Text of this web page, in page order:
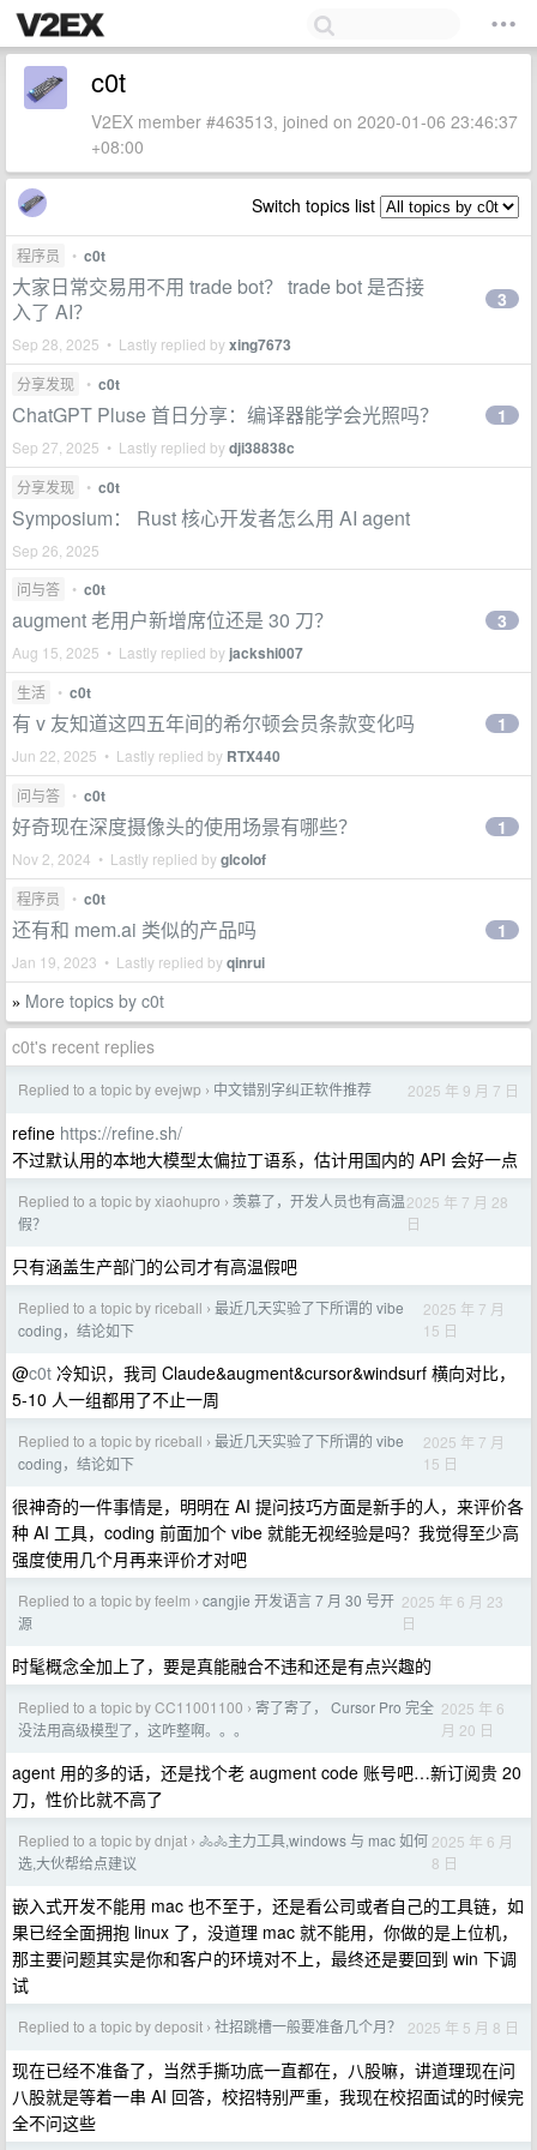
c0t
V2EX member #463513, joined on 2020-01-06 23:46:37
+08:00
Switch topics list
程序员 • c0t
大家日常交易用不用 trade bot？ trade bot 是否接
入了 AI？
Sep 28, 2025 • Lastly replied byxing7673
3
分享发现 • c0t
ChatGPT Pluse 首日分享：编译器能学会光照吗？
Sep 27, 2025 • Lastly replied bydji38838c
1
分享发现 • c0t
Symposium： Rust 核心开发者怎么用 AI agent
Sep 26, 2025
问与答
• c0t
augment 老用户新增席位还是 30 刀？
Aug 15, 2025 • Lastly replied by jackshi007
3
生活 • c0t
有 v 友知道这四五年间的希尔顿会员条款变化吗
Jun 22, 2025 • Lastly replied by RTX440
1
问与答 • c0t
好奇现在深度摄像头的使用场景有哪些？
Nov 2, 2024 • Lastly replied byglcolof
1
程序员 • c0t
还有和 mem.ai 类似的产品吗
Jan 19, 2023 • Lastly replied byqinrui
1
» More topics by c0t
c0t's recent replies
Replied to a topic by evejwp › 中文错别字纠正软件推荐 2025 年 9 月 7 日
refine https://refine.sh/
不过默认用的本地大模型太偏拉丁语系，估计用国内的 API 会好一点
Replied to a topic by xiaohupro › 羡慕了，开发人员也有高温
假？
2025 年 7 月 28
日
只有涵盖生产部门的公司才有高温假吧
Replied to a topic by riceball › 最近几天实验了下所谓的 vibe
coding，结论如下
2025 年 7 月
15 日
@c0t 冷知识，我司 Claude&augment&cursor&windsurf 横向对比，
5-10 人一组都用了不止一周
Replied to a topic by riceball › 最近几天实验了下所谓的 vibe
coding，结论如下
2025 年 7 月
15 日
很神奇的一件事情是，明明在 AI 提问技巧方面是新手的人，来评价各
种 AI 工具，coding 前面加个 vibe 就能无视经验是吗？我觉得至少高
强度使用几个月再来评价才对吧
Replied to a topic by feelm › cangjie 开发语言 7 月 30 号开
源
2025 年 6 月 23
日
时髦概念全加上了，要是真能融合不违和还是有点兴趣的
Replied to a topic by CC11001100 › 寄了寄了， Cursor Pro 完全
没法用高级模型了，这咋整啊。。。
2025 年 6
月 20 日
agent 用的多的话，还是找个老 augment code 账号吧…新订阅贵 20
刀，性价比就不高了
Replied to a topic by dnjat › 🚴‍🚴‍‍主力工具,windows 与 mac 如何
选,大伙帮给点建议
2025 年 6 月
8 日
嵌入式开发不能用 mac 也不至于，还是看公司或者自己的工具链，如
果已经全面拥抱 linux 了，没道理 mac 就不能用，你做的是上位机，
那主要问题其实是你和客户的环境对不上，最终还是要回到 win 下调
试
Replied to a topic by deposit › 社招跳槽一般要准备几个月？ 2025 年 5 月 8 日
现在已经不准备了，当然手撕功底一直都在，八股嘛，讲道理现在问
八股就是等着一串 AI 回答，校招特别严重，我现在校招面试的时候完
全不问这些